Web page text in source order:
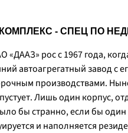
- СПЕЦ ПО
рос с 1967 года,
автоагрегатный завод с
производствами.
Лишь один корпус,
бы странно, если бы
и наполняется